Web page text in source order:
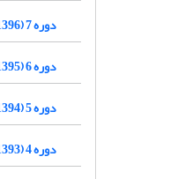
دوره 7 (1396)
دوره 6 (1395)
دوره 5 (1394)
دوره 4 (1393)